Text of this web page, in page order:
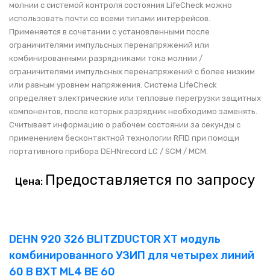
молнии с системой контроля состояния LifeCheck можно
использовать почти со всеми типами интерфейсов.
Применяется в сочетании с установленными после
ограничителями импульсных перенапряжений или
комбинированными разрядниками тока молнии /
ограничителями импульсных перенапряжений с более низким
или равным уровнем напряжения. Система LifeCheck
определяет электрические или тепловые перегрузки защитных
компонентов, после которых разрядник необходимо заменять.
Считывает информацию о рабочем состоянии за секунды с
применением бесконтактной технологии RFID при помощи
портативного прибора DEHNrecord LC / SCM / MCM.
Цена: Предоставляется по запросу
DEHN 920 326 BLITZDUCTOR XT модуль
комбинированного УЗИП для четырех линий
60 В BXT ML4 BE 60